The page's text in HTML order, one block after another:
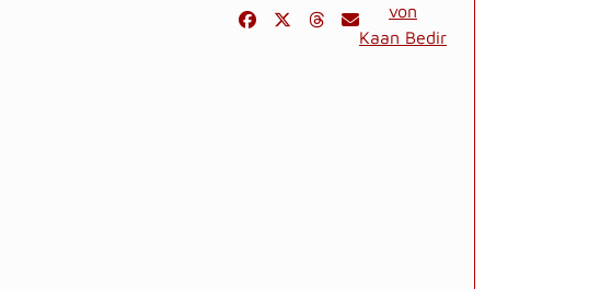
von
Kaan Bedir